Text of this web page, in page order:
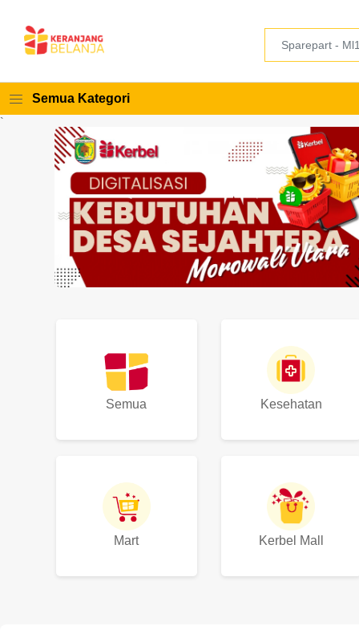
Semua Kategori
`
Semua Kesehatan
Mart Kerbel Mall